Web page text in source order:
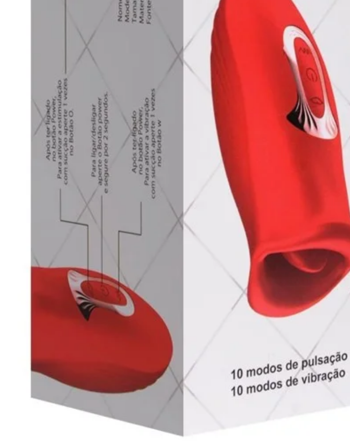
limites e desejos do parceiro.
Descubra Novos Prazeres com Segurança e Liberdade
Transforme sua intimidade em uma experiência de conexão e prazer com a
Cinta para Prótese 1 Furo com Regulagem La Pimienta. Ideal para quem busca
inovação, conforto e funcionalidade, ela é o acessório perfeito para elevar
suas noites a outro nível. Adquira agora e viva momentos inesquecíveis de
descoberta e excitação.